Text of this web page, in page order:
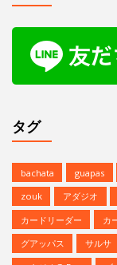
タグ
bachata guapas
zouk
アダジオ
カードリーダー
カ
グアッパス
サルサ